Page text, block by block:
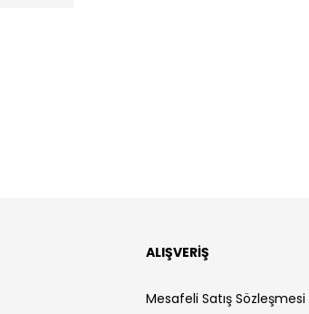
ALIŞVERİŞ
Mesafeli Satış Sözleşmesi